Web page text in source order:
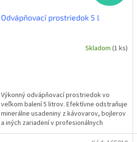
Odvápňovací prostriedok 5 l
Skladom (1 ks)
Výkonný odvápňovací prostriedok vo
veľkom balení 5 litrov. Efektívne odstraňuje
minerálne usadeniny z kávovarov, bojlerov
a iných zariadení v profesionálnych
kuchyniach. Objem:...